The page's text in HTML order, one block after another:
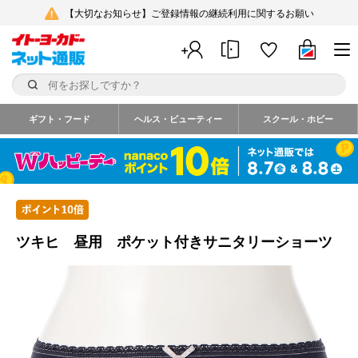
【大切なお知らせ】ご登録情報の継続利用に関するお願い
ギフト・フード ヘルス・ビューティー スクール・ホビー
ツキヒ 昼用 ポケット付きサニタリーショーツ